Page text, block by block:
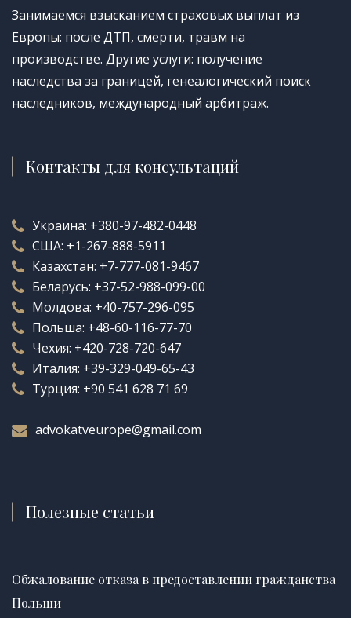
Занимаемся взысканием страховых выплат из
Европы: после ДТП, смерти, травм на
производстве. Другие услуги: получение
наследства за границей, генеалогический поиск
наследников, международный арбитраж.
Контакты для консультаций
Украина: +380-97-482-0448
США: +1-267-888-5911
Казахстан: +7-777-081-9467
Беларусь: +37-52-988-099-00
Молдова: +40-757-296-095
Польша: +48-60-116-77-70
Чехия: +420-728-720-647
Италия: +39-329-049-65-43
Турция: +90 541 628 71 69
advokatveurope@gmail.com
Полезные статьи
Обжалование отказа в предоставлении гражданства
Польши